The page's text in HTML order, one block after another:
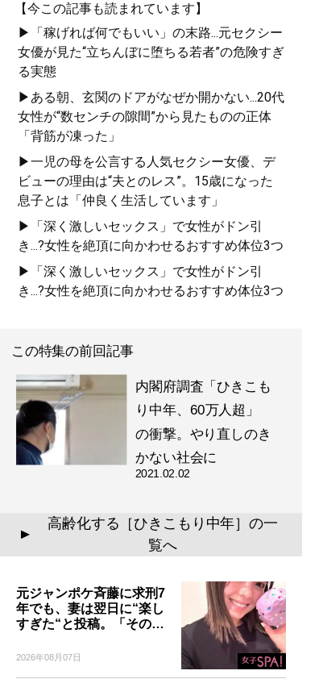
【今この記事も読まれています】
▶「稼げれば何でもいい」の末路...元セクシー
女優が見た“立ちんぼに堕ちる若者”の危険すぎ
る実態
▶ある朝、玄関のドアがなぜか開かない...20代
女性が“数センチの隙間”から見たものの正体
「背筋が凍った」
▶一児の母を公言する人気セクシー女優、デ
ビューの理由は“夫とのレス”。15歳になった
息子とは「仲良く生活しています」
▶「深く激しいセックス」で女性がドン引
き...?女性を絶頂に向かわせるおすすめ体位3つ
▶「深く激しいセックス」で女性がドン引
き...?女性を絶頂に向かわせるおすすめ体位3つ
この特集の前回記事
内閣府調査「ひきこも
り中年、60万人超」
の衝撃。やり直しのき
かない社会に
2021.02.02
▲
高齢化する［ひきこもり中年］の一
覧へ
元ジャンポケ斉藤に求刑7
年でも、妻は翌日に“楽し
すぎた“と投稿。「その…
2026年08月07日